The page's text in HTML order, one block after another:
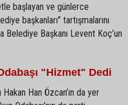
başlayan ve günlerce
başkanları" tartışmalarını
Başkanı Levent Koç’un
"Hizmet" Dedi
Han Özcan’ın da yer